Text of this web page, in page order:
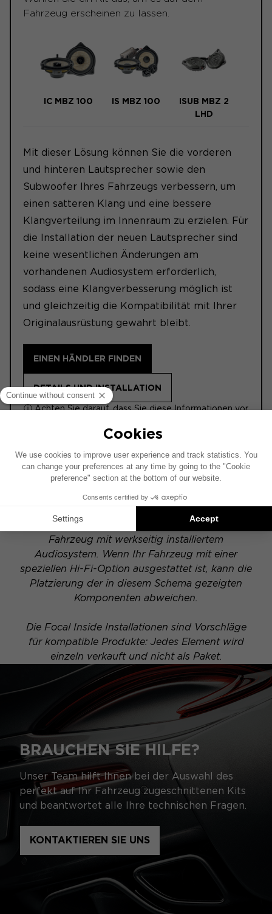
Fahrzeug erscheinen zu lassen.
IC MBZ 100 IS MBZ 100
ISUB MBZ 2
LHD
Mit dieser Lösung können Sie die vorderen
und hinteren Lautsprecher sowie den
Subwoofer Ihres Fahrzeugs verbessern, um
einen satteren Klang und eine bessere
Klangverteilung im Innenraum zu erzielen. Für
die Installation der neuen Lautsprecher sind
keine wesentlichen Änderungen am
vorhandenen Audiosystem erforderlich,
sodass eine Klangverbesserung möglich ist
und gleichzeitig die Kompatibilität mit Ihrer
Originalausrüstung gewahrt bleibt.
EINEN HÄNDLER FINDEN
DETAILS UND INSTALLATION
ⓘ Achten Sie darauf, dass Sie diese Informationen vor
ACTIVE 6.2
Dieses Installationsschema basiert auf einem
Fahrzeug mit werkseitig installiertem
Audiosystem. Wenn Ihr Fahrzeug mit einer
speziellen Hi-Fi-Option ausgestattet ist, kann die
Platzierung der in diesem Schema gezeigten
Komponenten abweichen.
Die Focal Inside Installationen sind Vorschläge
für kompatible Produkte: Jedes Element wird
einzeln verkauft und nicht als Paket.
BRAUCHEN SIE HILFE?
Unser Team hilft Ihnen bei der Auswahl des
perfekt auf Ihr Fahrzeug zugeschnittenen Kits
und beantwortet alle Ihre technischen Fragen.
KONTAKTIEREN SIE UNS